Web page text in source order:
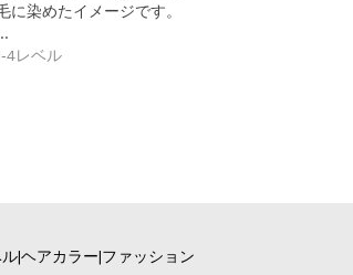
に染めたイメージです。
レベル
ル|ヘアカラー|ファッション